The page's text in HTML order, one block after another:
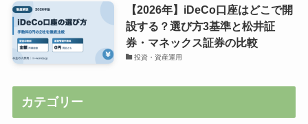
【2026年】iDeCo口座はどこで開
設する？選び方3基準と松井証
券・マネックス証券の比較
投資・資産運用
カテゴリー